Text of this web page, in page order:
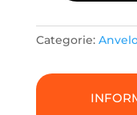
EUROWINTER
HS01
95T
Categorie: